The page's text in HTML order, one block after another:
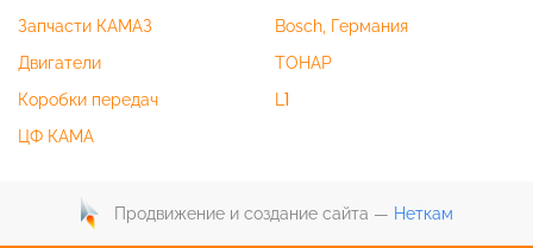
Запчасти КАМАЗ
Двигатели
Коробки передач
ЦФ КАМА
Bosch, Германия
ТОНАР
L1
Продвижение и создание сайта — Неткам